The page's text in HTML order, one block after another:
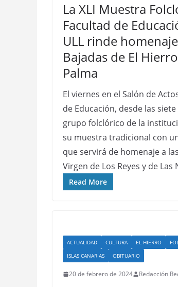
La XLI Muestra
Facultad de
ULL rinde
Bajadas de El
Palma
El viernes en el Salón de
de Educación, desde las
grupo folclórico de la
su muestra tradicional con
que servirá de homenaje a
Virgen de Los Reyes y de Las
Read More
ACTUALIDAD CULTURA EL HIERRO
ISLAS CANARIAS
OBITUARIO
20 de febrero de 2024 Redacción